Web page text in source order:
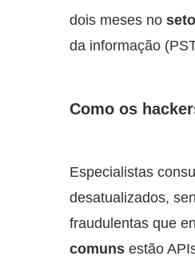
dois meses no
da informação
Como os
Especialistas
desatualizados,
fraudulentas que
comuns estão